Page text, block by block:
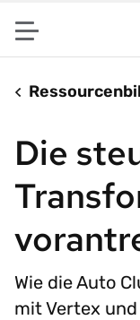
Menu
Die
Wie die Auto
mit Vertex